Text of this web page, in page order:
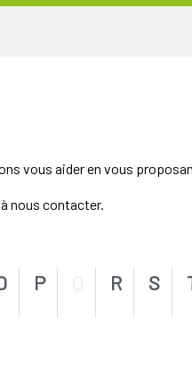
vous aider en vous
nous contacter.
P R S